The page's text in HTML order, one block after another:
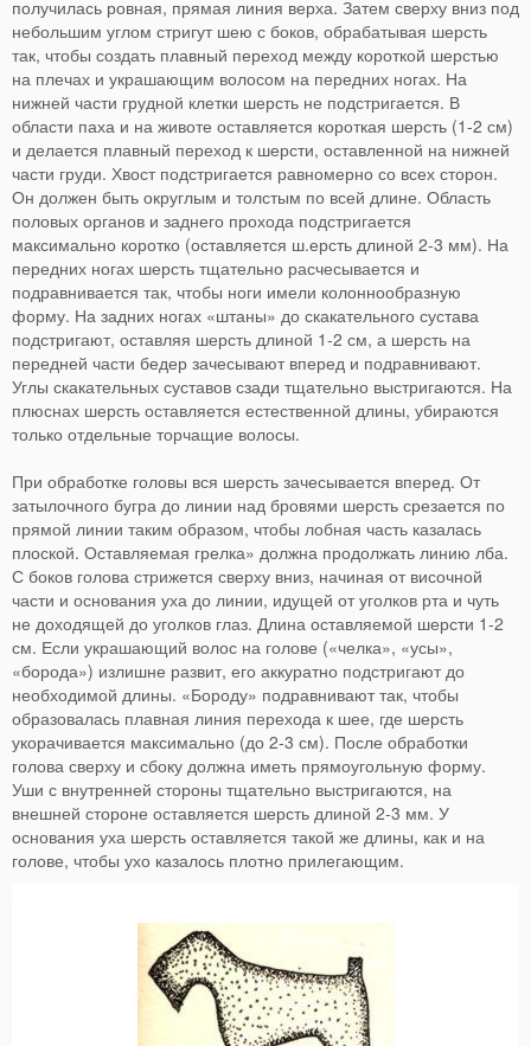
получилась ровная, прямая линия верха. Затем сверху вниз под
небольшим углом стригут шею с боков, обрабатывая шерсть
так, чтобы создать плавный переход между короткой шерстью
на плечах и украшающим волосом на передних ногах. На
нижней части грудной клетки шерсть не подстригается. В
области паха и на животе оставляется короткая шерсть (1-2 см)
и делается плавный переход к шерсти, оставленной на нижней
части груди. Хвост подстригается равномерно со всех сторон.
Он должен быть округлым и толстым по всей длине. Область
половых органов и заднего прохода подстригается
максимально коротко (оставляется ш.ерсть длиной 2-3 мм). На
передних ногах шерсть тщательно расчесывается и
подравнивается так, чтобы ноги имели колоннообразную
форму. На задних ногах «штаны» до скакательного сустава
подстригают, оставляя шерсть длиной 1-2 см, а шерсть на
передней части бедер зачесывают вперед и подравнивают.
Углы скакательных суставов сзади тщательно выстригаются. На
плюснах шерсть оставляется естественной длины, убираются
только отдельные торчащие волосы.
При обработке головы вся шерсть зачесывается вперед. От
затылочного бугра до линии над бровями шерсть срезается по
прямой линии таким образом, чтобы лобная часть казалась
плоской. Оставляемая грелка» должна продолжать линию лба.
С боков голова стрижется сверху вниз, начиная от височной
части и основания уха до линии, идущей от уголков рта и чуть
не доходящей до уголков глаз. Длина оставляемой шерсти 1-2
см. Если украшающий волос на голове («челка», «усы»,
«борода») излишне развит, его аккуратно подстригают до
необходимой длины. «Бороду» подравнивают так, чтобы
образовалась плавная линия перехода к шее, где шерсть
укорачивается максимально (до 2-3 см). После обработки
голова сверху и сбоку должна иметь прямоугольную форму.
Уши с внутренней стороны тщательно выстригаются, на
внешней стороне оставляется шерсть длиной 2-3 мм. У
основания уха шерсть оставляется такой же длины, как и на
голове, чтобы ухо казалось плотно прилегающим.